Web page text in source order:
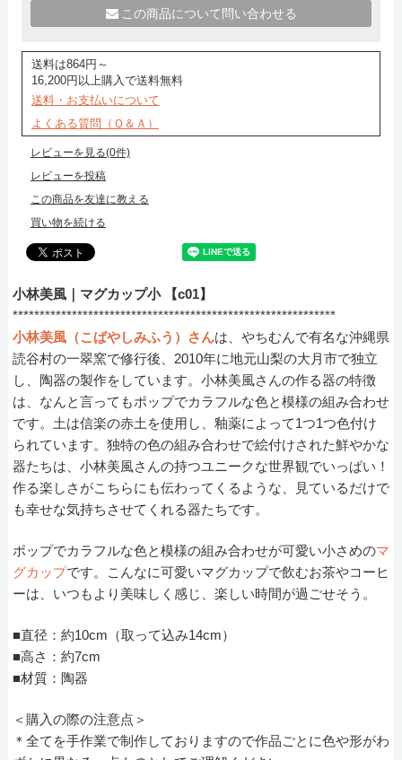
この商品について問い合わせる
送料は864円～
16,200円以上購入で送料無料
送料・お支払いについて
よくある質問（Ｑ＆Ａ）
レビューを見る(0件)
レビューを投稿
この商品を友達に教える
買い物を続ける
小林美風｜マグカップ小 【c01】
************************************************************
小林美風（こばやしみふう）さんは、やちむんで有名な沖縄県
読谷村の一翠窯で修行後、2010年に地元山梨の大月市で独立
し、陶器の製作をしています。小林美風さんの作る器の特徴
は、なんと言ってもポップでカラフルな色と模様の組み合わせ
です。土は信楽の赤土を使用し、釉薬によって1つ1つ色付け
られています。独特の色の組み合わせで絵付けされた鮮やかな
器たちは、小林美風さんの持つユニークな世界観でいっぱい！
作る楽しさがこちらにも伝わってくるような、見ているだけで
も幸せな気持ちさせてくれる器たちです。
ポップでカラフルな色と模様の組み合わせが可愛い小さめのマ
グカップです。こんなに可愛いマグカップで飲むお茶やコーヒ
ーは、いつもより美味しく感じ、楽しい時間が過ごせそう。
■直径：約10cm（取って込み14cm）
■高さ：約7cm
■材質：陶器
＜購入の際の注意点＞
＊全てを手作業で制作しておりますので作品ごとに色や形がわ